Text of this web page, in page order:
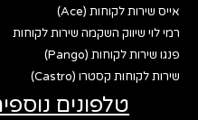
אייס שירות לקוחות (Ace)
רמי לוי שיווק השקמה שירות לקוחות
פנגו שירות לקוחות (Pango)
שירות לקוחות קסטרו (Castro)
טלפונים